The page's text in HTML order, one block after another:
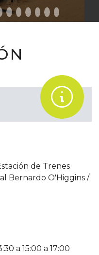
.
de Trenes
Bernardo O'Higgins /
a 15:00 a 17:00